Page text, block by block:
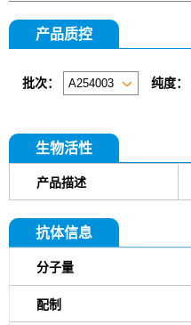
产品质控
批次： 纯度：
生物活性
产品描述
抗体信息
分子量
配制